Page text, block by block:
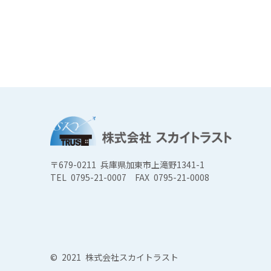
〒679-0211 兵庫県加東市上滝野1341-1
TEL 0795-21-0007 FAX 0795-21-0008
© 2021 株式会社スカイトラスト